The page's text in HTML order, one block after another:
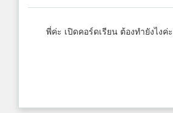
พี่ค่ะ เปิดคอร์ดเรียน ต้องทำยังไงค่ะ